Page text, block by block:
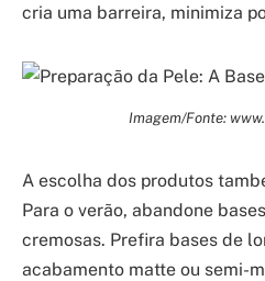
cria uma barreira, minimiza
Imagem/Fonte:
A escolha dos produtos
Para o verão, abandone
cremosas. Prefira bases de
acabamento matte ou semi-